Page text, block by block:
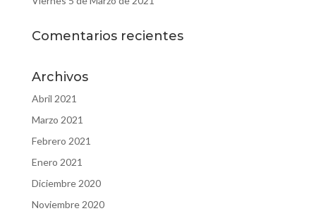
Comentarios recientes
Archivos
Abril 2021
Marzo 2021
Febrero 2021
Enero 2021
Diciembre 2020
Noviembre 2020